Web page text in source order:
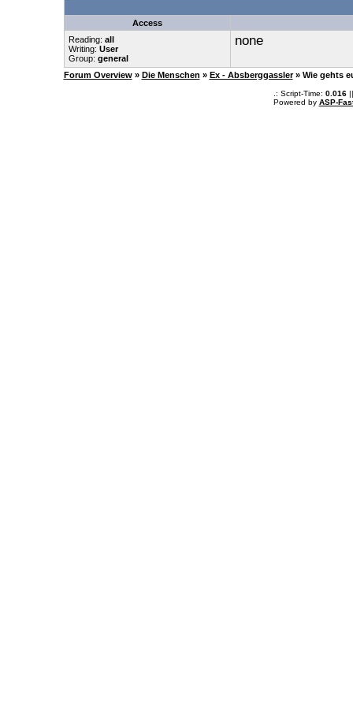
Access
Reading: all
Writing: User
Group: general
none
Forum Overview » Die Menschen » Ex - Absberggassler » Wie gehts
.: Script-Time: 0.016||
Powered by ASP-